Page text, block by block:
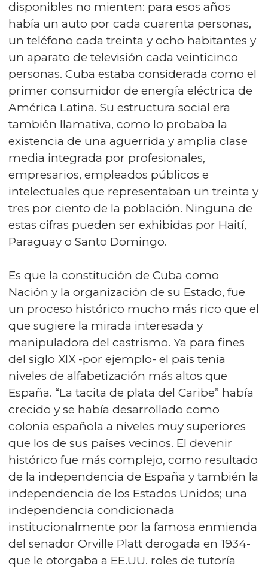
disponibles no mienten: para esos años
había un auto por cada cuarenta personas,
un teléfono cada treinta y ocho habitantes y
un aparato de televisión cada veinticinco
personas. Cuba estaba considerada como el
primer consumidor de energía eléctrica de
América Latina. Su estructura social era
también llamativa, como lo probaba la
existencia de una aguerrida y amplia clase
media integrada por profesionales,
empresarios, empleados públicos e
intelectuales que representaban un treinta y
tres por ciento de la población. Ninguna de
estas cifras pueden ser exhibidas por Haití,
Paraguay o Santo Domingo.
Es que la constitución de Cuba como
Nación y la organización de su Estado, fue
un proceso histórico mucho más rico que el
que sugiere la mirada interesada y
manipuladora del castrismo. Ya para fines
del siglo XIX -por ejemplo- el país tenía
niveles de alfabetización más altos que
España. “La tacita de plata del Caribe” había
crecido y se había desarrollado como
colonia española a niveles muy superiores
que los de sus países vecinos. El devenir
histórico fue más complejo, como resultado
de la independencia de España y también la
independencia de los Estados Unidos; una
independencia condicionada
institucionalmente por la famosa enmienda
del senador Orville Platt derogada en 1934-
que le otorgaba a EE.UU. roles de tutoría